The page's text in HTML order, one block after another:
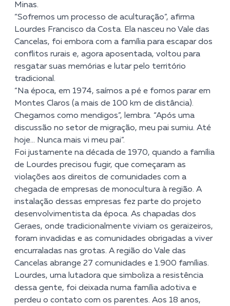
Minas.
“Sofremos um processo de aculturação”, afirma
Lourdes Francisco da Costa. Ela nasceu no Vale das
Cancelas, foi embora com a família para escapar dos
conflitos rurais e, agora aposentada, voltou para
resgatar suas memórias e lutar pelo território
tradicional.
“Na época, em 1974, saímos a pé e fomos parar em
Montes Claros (a mais de 100 km de distância).
Chegamos como mendigos”, lembra. “Após uma
discussão no setor de migração, meu pai sumiu. Até
hoje… Nunca mais vi meu pai”.
Foi justamente na década de 1970, quando a família
de Lourdes precisou fugir, que começaram as
violações aos direitos de comunidades com a
chegada de empresas de monocultura à região. A
instalação dessas empresas fez parte do projeto
desenvolvimentista da época. As chapadas dos
Geraes, onde tradicionalmente viviam os geraizeiros,
foram invadidas e as comunidades obrigadas a viver
encurraladas nas grotas. A região do Vale das
Cancelas abrange 27 comunidades e 1.900 famílias.
Lourdes, uma lutadora que simboliza a resistência
dessa gente, foi deixada numa família adotiva e
perdeu o contato com os parentes. Aos 18 anos,